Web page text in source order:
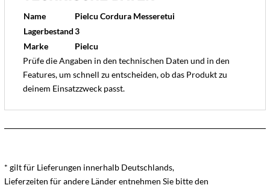
Name
Pielcu Cordura Messeretui
Lagerbestand3
Marke
Pielcu
Prüfe die Angaben in den technischen Daten und in den
Features, um schnell zu entscheiden, ob das Produkt zu
deinem Einsatzzweck passt.
* gilt für Lieferungen innerhalb Deutschlands,
Lieferzeiten für andere Länder entnehmen Sie bitte den